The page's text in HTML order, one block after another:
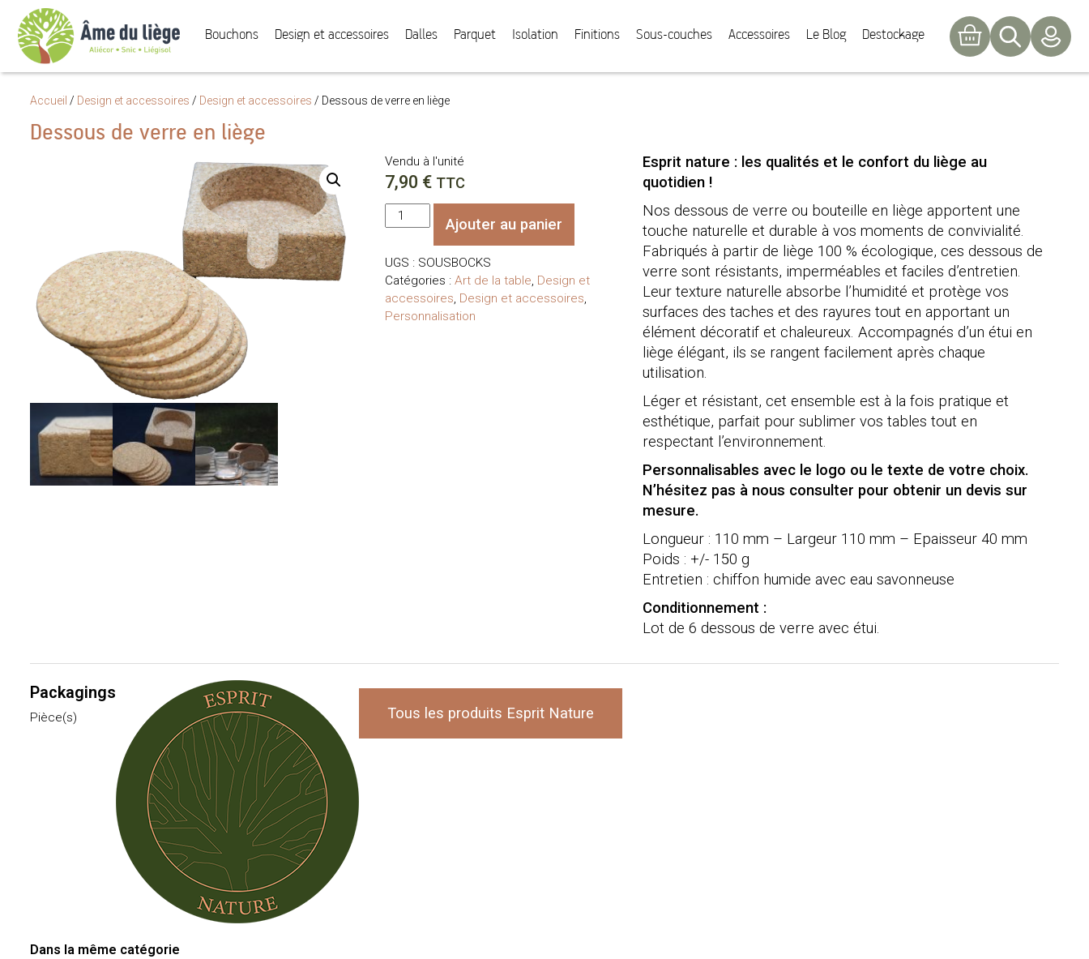
Bouchons Design et accessoires Dalles Parquet Isolation Finitions Sous-couches Accessoires Le Blog Destockage
Accueil / Design et accessoires / Design et accessoires / Dessous de verre en liège
Dessous de verre en liège
Vendu à l'unité
7,90 € TTC
quantité
de
Dessous
de
verre
en
liège
Ajouter au panier
UGS : SOUSBOCKS
Catégories :Art de la table, Design et
accessoires, Design et accessoires,
Personnalisation
Esprit nature : les qualités et le confort du liège au
quotidien !
Nos dessous de verre ou bouteille en liège apportent une
touche naturelle et durable à vos moments de convivialité.
Fabriqués à partir de liège 100 % écologique, ces dessous de
verre sont résistants, imperméables et faciles d’entretien.
Leur texture naturelle absorbe l’humidité et protège vos
surfaces des taches et des rayures tout en apportant un
élément décoratif et chaleureux. Accompagnés d’un étui en
liège élégant, ils se rangent facilement après chaque
utilisation.
Léger et résistant, cet ensemble est à la fois pratique et
esthétique, parfait pour sublimer vos tables tout en
respectant l’environnement.
Personnalisables avec le logo ou le texte de votre choix.
N’hésitez pas à nous consulter pour obtenir un devis sur
mesure.
Longueur : 110 mm – Largeur 110 mm – Epaisseur 40 mm
Poids : +/- 150 g
Entretien : chiffon humide avec eau savonneuse
Conditionnement :
Lot de 6 dessous de verre avec étui.
Packagings
Pièce(s) Tous les produits Esprit Nature
Dans la même catégorie